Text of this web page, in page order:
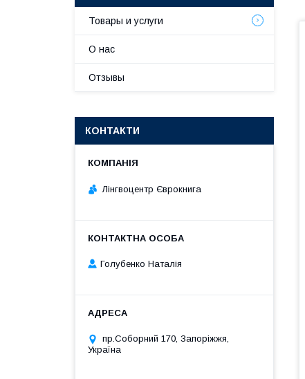
Товары и услуги
О нас
Отзывы
КОНТАКТИ
Лінгвоцентр Єврокнига
Голубенко Наталія
пр.Соборний 170, Запоріжжя,
Україна